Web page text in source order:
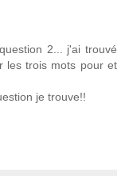
2... j'ai trouvé
les trois mots pour et
je trouve!!